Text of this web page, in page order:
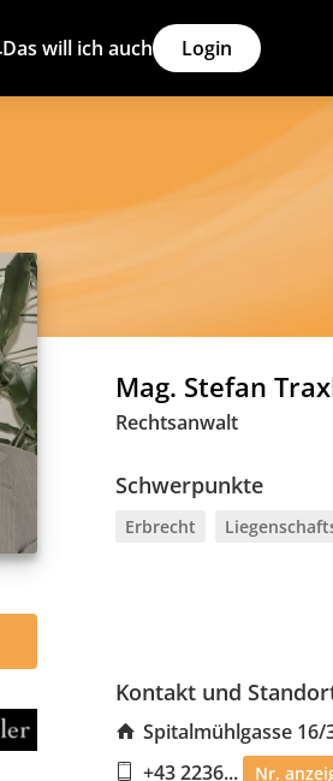
Das will ich auch Login
Mag. Stefan
Rechtsanwalt
Schwerpunkte
Erbrecht
Kontakt und
Spitalmühlgasse 16/
+43 2236...
Nr.